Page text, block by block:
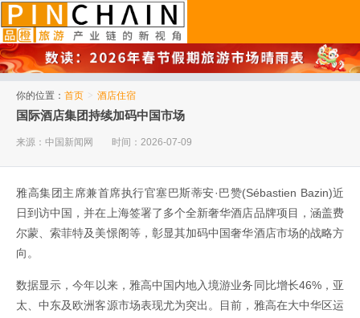
你的位置： 首页 > 酒店住宿
国际酒店集团持续加码中国市场
来源：中国新闻网 时间：2026-07-09
雅高集团主席兼首席执行官塞巴斯蒂安·巴赞(Sébastien Bazin)近
日到访中国，并在上海签署了多个全新奢华酒店品牌项目，涵盖费
尔蒙、索菲特及美憬阁等，彰显其加码中国奢华酒店市场的战略方
向。
数据显示，今年以来，雅高中国内地入境游业务同比增长46%，亚
太、中东及欧洲客源市场表现尤为突出。目前，雅高在大中华区运